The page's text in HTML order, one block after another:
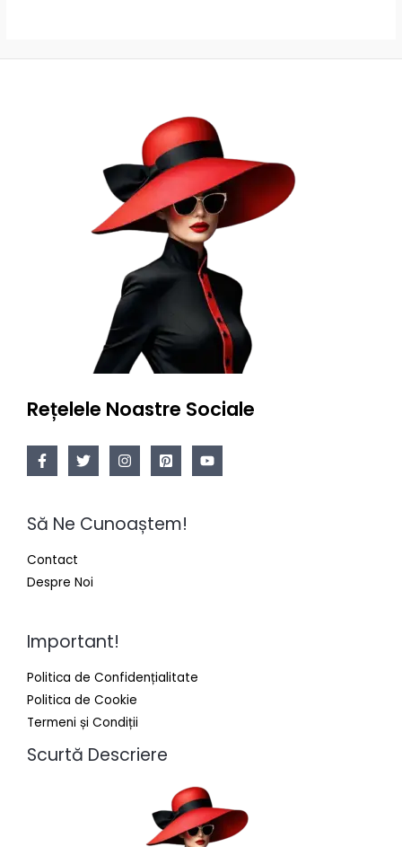
Rețelele Noastre Sociale
Să Ne Cunoaștem!
Contact
Despre Noi
Important!
Politica de Confidențialitate
Politica de Cookie
Termeni și Condiții
Scurtă Descriere